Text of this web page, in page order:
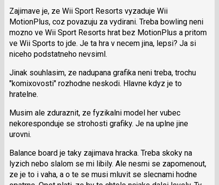
nový
názor
Zajimave je, ze Wii Sport Resorts vyzaduje Wii
MotionPlus, coz povazuju za vydirani. Treba bowling neni
mozno ve Wii Sport Resorts hrat bez MotionPlus a pritom
ve Wii Sports to jde. Je ta hra v necem jina, lepsi? Ja si
niceho podstatneho nevsiml.
Jinak souhlasim, ze nadupana grafika neni treba, trochu
"komixovosti" rozhodne neskodi. Hlavne kdyz je to
hratelne.
Musim ale zduraznit, ze fyzikalni model her vubec
nekoresponduje se strohosti grafiky. Je na uplne jine
urovni.
Balance board je taky zajimava hracka. Treba skoky na
lyzich nebo slalom se mi libily. Ale nesmi se zapomenout,
ze je to i vaha, a o te se musi mluvit se slecnami hodne